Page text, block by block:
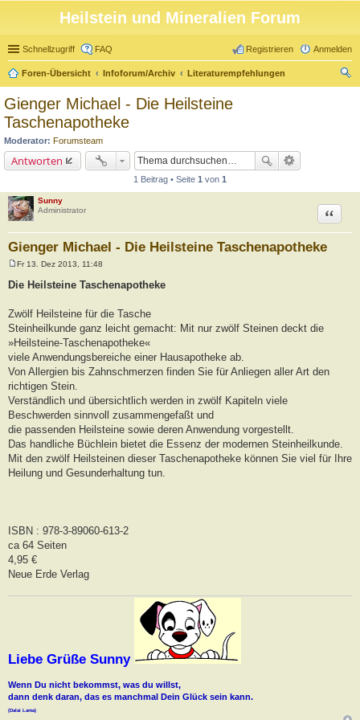
Heilstein und Mineralien Forum
Schnellzugriff FAQ Anmelden
Registrieren
Foren-Übersicht Infoforum/Archiv
Literaturempfehlungen
Gienger Michael - Die Heilsteine
Taschenapotheke
Moderator: Forumsteam
Antworten
1 Beitrag • Seite 1 von 1
Sunny
Administrator
Gienger Michael - Die Heilsteine Taschenapotheke
Zitat
e
i
a
g
Fr 13. Dez 2013, 11:48
Die Heilsteine Taschenapotheke
Zwölf Heilsteine für die Tasche
Steinheilkunde ganz leicht gemacht: Mit nur zwölf Steinen deckt die
»Heilsteine-Taschenapotheke«
viele Anwendungsbereiche einer Hausapotheke ab.
Von Allergien bis Zahnschmerzen finden Sie für Anliegen aller Art den
richtigen Stein.
Verständlich und übersichtlich werden in zwölf Kapiteln viele
Beschwerden sinnvoll zusammengefaßt und
die passenden Heilsteine sowie deren Anwendung vorgestellt.
Das handliche Büchlein bietet die Essenz der modernen Steinheilkunde.
Mit den zwölf Heilsteinen dieser Taschenapotheke können Sie viel für Ihre
Heilung und Gesunderhaltung tun.
ISBN : 978-3-89060-613-2
ca 64 Seiten
4,95 €
Neue Erde Verlag
Liebe Grüße Sunny
Wenn Du nicht bekommst, was du willst,
dann denk daran, das es manchmal Dein Glück sein kann.
(Dalai Lama)